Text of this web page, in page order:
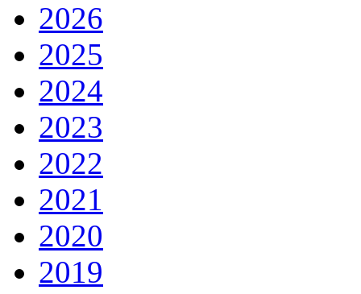
2026
2025
2024
2023
2022
2021
2020
2019